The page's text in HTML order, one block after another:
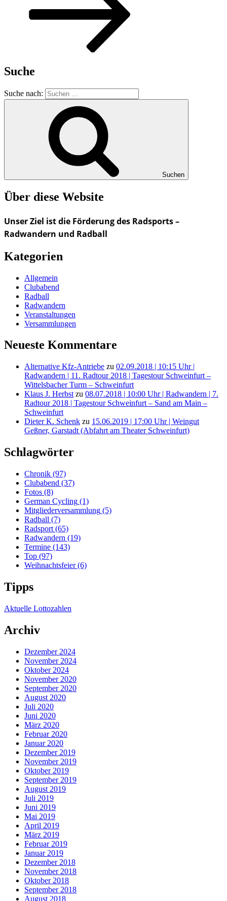
Suche
Suche nach:
Suchen
Über diese Website
Unser Ziel ist die Förderung des Radsports –
Radwandern und Radball
Kategorien
Allgemein
Clubabend
Radball
Radwandern
Veranstaltungen
Versammlungen
Neueste Kommentare
Alternative Kfz-Antriebe zu 02.09.2018 | 10:15 Uhr |
Radwandern | 11. Radtour 2018 | Tagestour Schweinfurt –
Wittelsbacher Turm – Schweinfurt
Klaus J. Herbst zu 08.07.2018 | 10:00 Uhr | Radwandern | 7.
Radtour 2018 | Tagestour Schweinfurt – Sand am Main –
Schweinfurt
Dieter K. Schenk zu 15.06.2019 | 17:00 Uhr | Weingut
Geßner, Garstadt (Abfahrt am Theater Schweinfurt)
Schlagwörter
Chronik (97)
Clubabend (37)
Fotos (8)
German Cycling (1)
Mitgliederversammlung (5)
Radball (7)
Radsport (65)
Radwandern (19)
Termine (143)
Top (97)
Weihnachtsfeier(6)
Tipps
Aktuelle Lottozahlen
Archiv
Dezember 2024
November 2024
Oktober 2024
November 2020
September 2020
August 2020
Juli 2020
Juni 2020
März 2020
Februar 2020
Januar 2020
Dezember 2019
November 2019
Oktober 2019
September 2019
August 2019
Juli 2019
Juni 2019
Mai 2019
April 2019
März 2019
Februar 2019
Januar 2019
Dezember 2018
November 2018
Oktober 2018
September 2018
August 2018